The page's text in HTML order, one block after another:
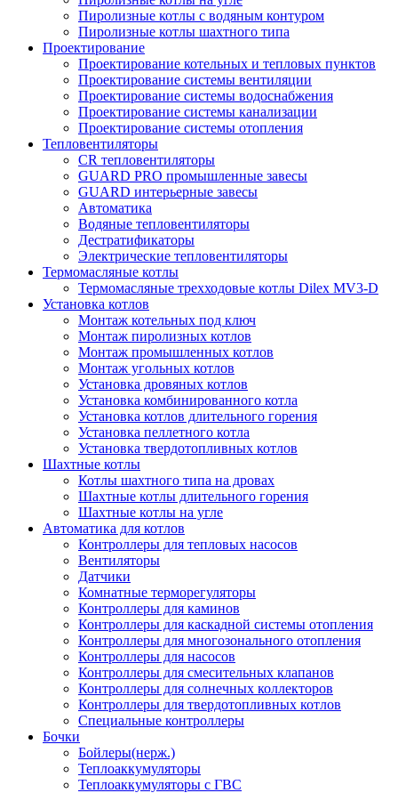
Пиролизные котлы с водяным контуром
Пиролизные котлы шахтного типа
Проектирование
Проектирование котельных и тепловых пунктов
Проектирование системы вентиляции
Проектирование системы водоснабжения
Проектирование системы канализации
Проектирование системы отопления
Тепловентиляторы
CR тепловентиляторы
GUARD PRO промышленные завесы
GUARD интерьерные завесы
Автоматика
Водяные тепловентиляторы
Дестратификаторы
Электрические тепловентиляторы
Термомасляные котлы
Термомасляные трехходовые котлы Dilex MV3-D
Установка котлов
Монтаж котельных под ключ
Монтаж пиролизных котлов
Монтаж промышленных котлов
Монтаж угольных котлов
Установка дровяных котлов
Установка комбинированного котла
Установка котлов длительного горения
Установка пеллетного котла
Установка твердотопливных котлов
Шахтные котлы
Котлы шахтного типа на дровах
Шахтные котлы длительного горения
Шахтные котлы на угле
Автоматика для котлов
Контроллеры для тепловых насосов
Вентиляторы
Датчики
Комнатные терморегуляторы
Контроллеры для каминов
Контроллеры для каскадной системы отопления
Контроллеры для многозонального отопления
Контроллеры для насосов
Контроллеры для смесительных клапанов
Контроллеры для солнечных коллекторов
Контроллеры для твердотопливных котлов
Специальные контроллеры
Бочки
Бойлеры(нерж.)
Теплоаккумуляторы
Теплоаккумуляторы с ГВС